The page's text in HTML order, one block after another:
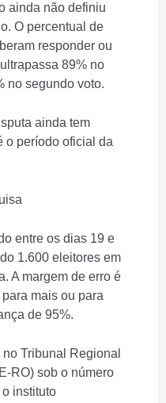
ainda não definiu
O percentual de
responder ou
89% no
no segundo voto.
ainda tem
o período oficial da
entre os dias 19 e
1.600 eleitores em
A margem de erro é
mais ou para
de 95%.
Tribunal Regional
RO) sob o número
instituto